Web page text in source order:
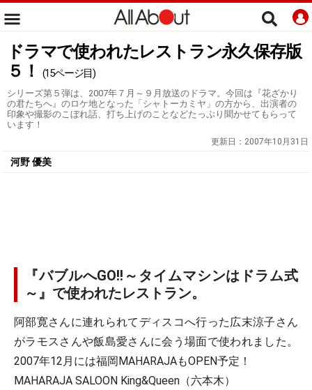
ドラマで使われたレストラン永久保存版
５！
(15ページ目)
シリーズ第５弾は、2007年７月～９月放送のドラマ。今回は『花ざかり
の君たちへ』のロケ地となった「シャトーカミヤ」の方から、出演者の
印象や撮影のこぼれ話、打ち上げのことなどたっぷり聞かせてもらって
います！
更新日： 2007年10月31日
河野 優美
『バブルへGO!!～タイムマシンはドラム式
～』で使われたレストラン。
阿部寛さんに連れられてディスコへ行った広末涼子さん
がラモスさんや飯島愛さんに会う場面で使われました。
2007年12月には福岡MAHARAJAもOPEN予定！
MAHARAJA SALOON King&Queen（六本木）